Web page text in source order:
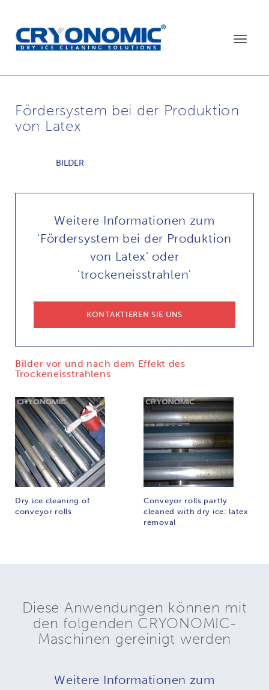
Toggle
Fördersystem bei der Produktion
von Latex
BILDER
Weitere Informationen zum
'Fördersystem bei der Produktion
von Latex' oder
'trockeneisstrahlen'
KONTAKTIEREN SIE UNS
Bilder vor und nach dem Effekt des
Trockeneisstrahlens
Dry ice cleaning of
conveyor rolls
Conveyor rolls partly
cleaned with dry ice: latex
removal
Diese Anwendungen können mit
den folgenden CRYONOMIC-
Maschinen gereinigt werden
Weitere Informationen zum